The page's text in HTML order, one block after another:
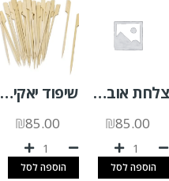
צלחת אובלית קטנה קנה סוכר א.500 יח'
₪85.00
הוספה לסל
שיפוד יאקיטורי 18 ס"מ 100 יח'
₪85.00
הוספה לסל